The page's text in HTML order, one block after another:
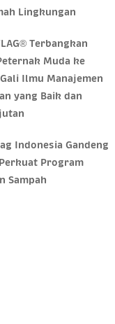
Lingkungan
Terbangkan
Muda ke
Ilmu Manajemen
yang Baik dan
Indonesia Gandeng
Program
Sampah